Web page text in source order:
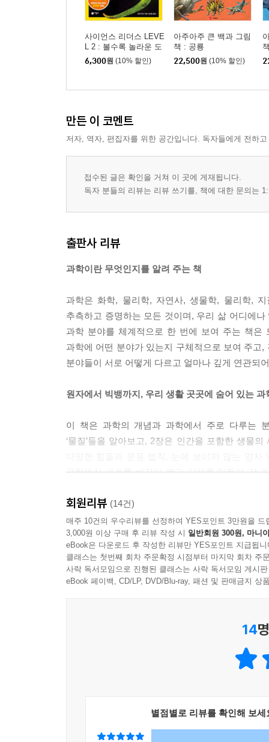
사이언스 리더스 LEVE
L 2 : 볼수록 놀라운 도
마뱀
6,300원 (10% 할인)
아주아주 큰 백과 그림
책 : 공룡
22,500원 (10% 할인)
만든 이 코멘트
저자, 역자, 편집자를 위한 공간입니다. 독자들에게 전하
접수된 글은 확인을 거쳐 이 곳에 게재됩니다.
독자 분들의 리뷰는 리뷰 쓰기를, 책에 대한 문의는
출판사 리뷰
과학이란 무엇인지를 알려 주는 책
과학은 화학, 물리학, 자연사, 생물학, 물리학,
추측하고 증명하는 모든 것이며, 우리 삶 어디에
과학 분야를 체계적으로 한 번에 보여 주는 책
과학에 어떤 분야가 있는지 구체적으로 보여 주고
분야들이 서로 어떻게 다르고 얼마나 깊게 연관되
원자에서 빅뱅까지, 우리 생활 곳곳에 숨어 있는 과
이 책은 과학의 개념과 과학에서 주로 다루는
‘물질’들을 알아보고, 2장은 인간을 포함한 생물
공학까지 세계를 바꾸어 왔고 미래를 만들어 갈
왔는지, 현재 과학자들은 어떤 지식과 기술을 탐
회원리뷰 (14건)
매주 10건의 우수리뷰를 선정하여 YES포인트 3만원을 드
3,000원 이상 구매 후 리뷰 작성 시 일반회원 300원, 마니
eBook은 다운로드 후 작성한 리뷰만 YES포인트 지급됩니
클래스는 첫번째 회차 주문확정 시점부터 마지막 회차 주
사락 독서모임으로 진행된 클래스는 사락 독서모임 게시
eBook 페이백, CD/LP, DVD/Blu-ray, 패션 및 판매금지 상
14
별점별로 리뷰를 확인해 보세